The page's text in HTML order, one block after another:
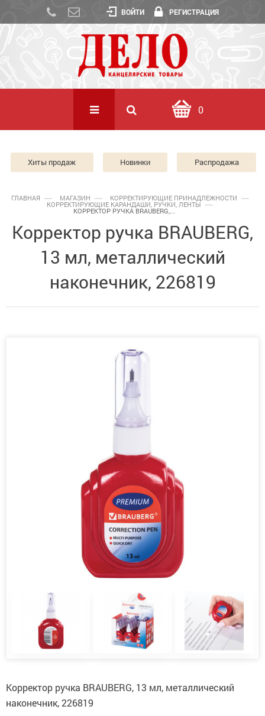
ВОЙТИ РЕГИСТРАЦИЯ
0
Хиты продаж Новинки Распродажа
ГЛАВНАЯ МАГАЗИН КОРРЕКТИРУЮЩИЕ ПРИНАДЛЕЖНОСТИ
КОРРЕКТИРУЮЩИЕ КАРАНДАШИ, РУЧКИ, ЛЕНТЫ
КОРРЕКТОР РУЧКА BRAUBERG,...
Корректор ручка BRAUBERG,
13 мл, металлический
наконечник, 226819
Корректор ручка BRAUBERG, 13 мл, металлический
наконечник, 226819